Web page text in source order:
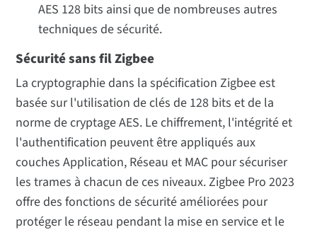
AES 128 bits ainsi que de nombreuses autres
techniques de sécurité.
Sécurité sans fil Zigbee
La cryptographie dans la spécification Zigbee est
basée sur l'utilisation de clés de 128 bits et de la
norme de cryptage AES. Le chiffrement, l'intégrité et
l'authentification peuvent être appliqués aux
couches Application, Réseau et MAC pour sécuriser
les trames à chacun de ces niveaux. Zigbee Pro 2023
offre des fonctions de sécurité améliorées pour
protéger le réseau pendant la mise en service et le